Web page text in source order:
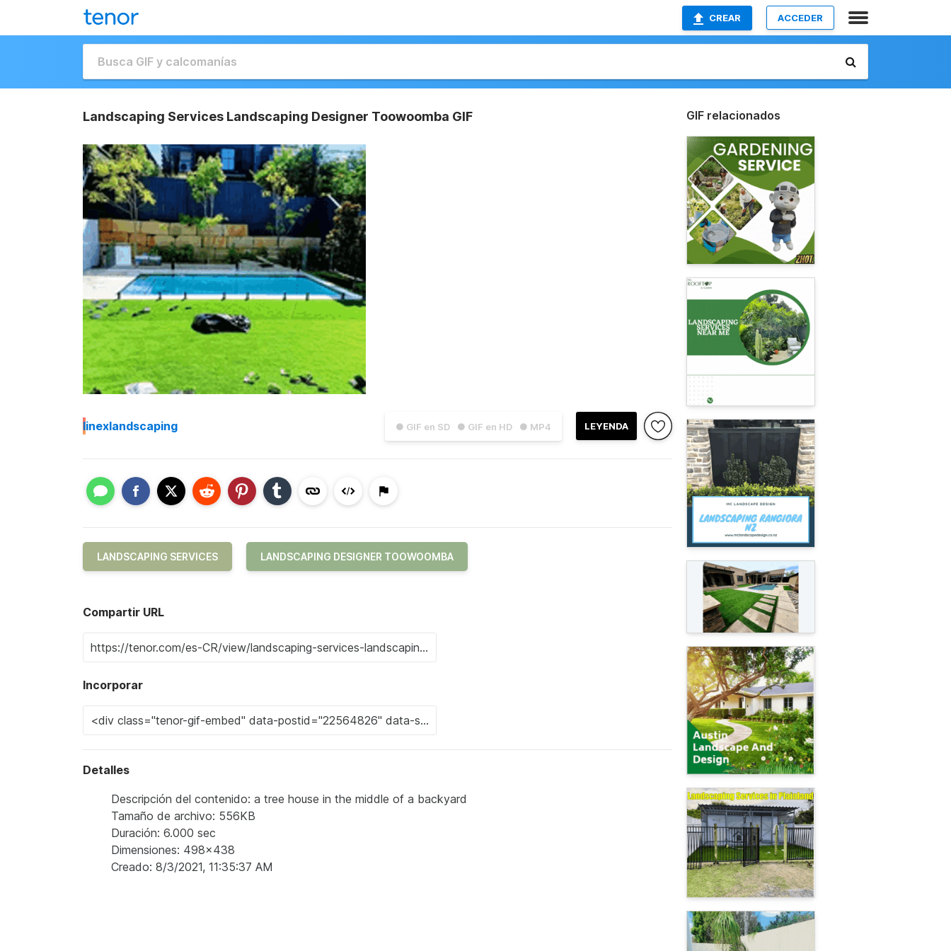
CREAR ACCEDER
Landscaping Services Landscaping Designer Toowoomba GIF
● GIF en SD ● GIF en HD ● MP4 LEYENDA
Iinexlandscaping
LANDSCAPING SERVICES LANDSCAPING DESIGNER TOOWOOMBA
Compartir URL
Incorporar
Detalles
Descripción del contenido: a tree house in the middle of a backyard
Tamaño de archivo: 556KB
Duración: 6.000 sec
Dimensiones: 498x438
Creado: 8/3/2021, 11:35:37 AM
GIF relacionados